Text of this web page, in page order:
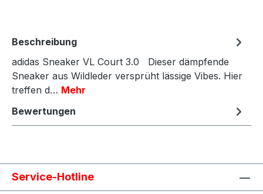
Beschreibung
adidas Sneaker VL Court 3.0 Dieser dämpfende
Sneaker aus Wildleder versprüht lässige Vibes. Hier
treffen d… Mehr
Bewertungen
Service-Hotline